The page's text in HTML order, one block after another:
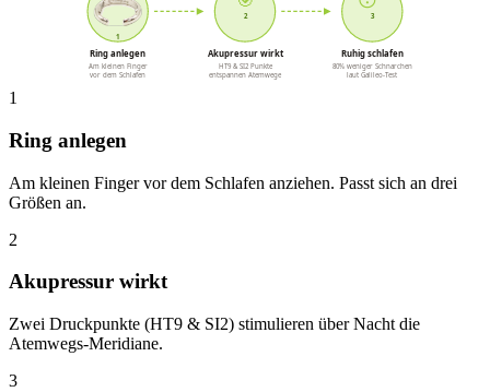
1
Ring anlegen
Am kleinen Finger
vor dem Schlafen
2
Akupressur wirkt
HT9 & SI2 Punkte
entspannen Atemwege
3
Ruhig schlafen
80% weniger Schnarchen
laut Galileo-Test
1
Ring anlegen
Am kleinen Finger vor dem Schlafen anziehen. Passt sich an drei
Größen an.
2
Akupressur wirkt
Zwei Druckpunkte (HT9 & SI2) stimulieren über Nacht die
Atemwegs-Meridiane.
3